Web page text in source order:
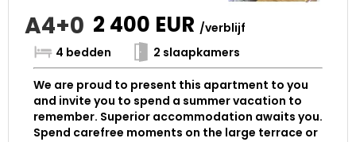
A4+0 2 400 EUR /verblijf
4 bedden
2 slaapkamers
We are proud to present this apartment to you
and invite you to spend a summer vacation to
remember. Superior accommodation awaits you.
Spend carefree moments on the large terrace or